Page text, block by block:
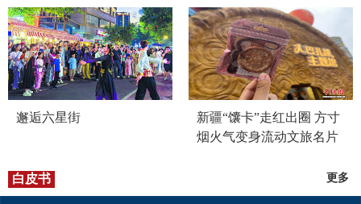
邂逅六星街
新疆“馕卡”走红出圈 方寸
烟火气变身流动文旅名片
白皮书 更多